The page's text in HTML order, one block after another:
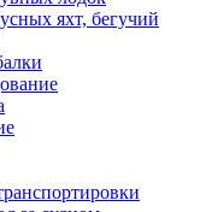
яхт, бегучий